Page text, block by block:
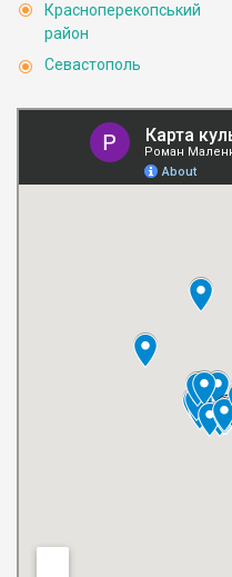
Красноперекопський
район
Севастополь